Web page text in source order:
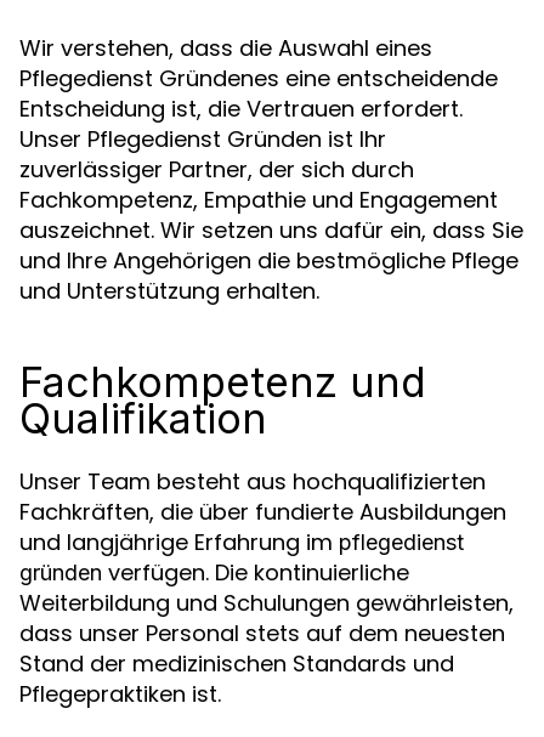
Wir verstehen, dass die Auswahl eines
Pflegedienst Gründenes eine entscheidende
Entscheidung ist, die Vertrauen erfordert.
Unser Pflegedienst Gründen ist Ihr
zuverlässiger Partner, der sich durch
Fachkompetenz, Empathie und Engagement
auszeichnet. Wir setzen uns dafür ein, dass Sie
und Ihre Angehörigen die bestmögliche Pflege
und Unterstützung erhalten.
Fachkompetenz und
Qualifikation
Unser Team besteht aus hochqualifizierten
Fachkräften, die über fundierte Ausbildungen
und langjährige Erfahrung im pflegedienst
gründen verfügen. Die kontinuierliche
Weiterbildung und Schulungen gewährleisten,
dass unser Personal stets auf dem neuesten
Stand der medizinischen Standards und
Pflegepraktiken ist.